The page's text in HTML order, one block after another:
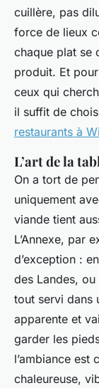
cuillère, pas
force de lieux
chaque plat se
produit. Et
ceux qui
il suffit de
restaurants à
L’art de la
On a tort de
uniquement
viande tient
L’Annexe, par
d’exception :
des Landes,
tout servi dans
apparente et
garder les
l’ambiance est
chaleureuse,